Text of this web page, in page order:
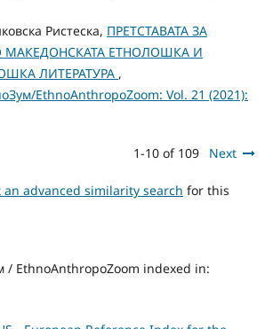
Ристеска, ПРЕТСТАВАТА ЗА
МАКЕДОНСКАТА ЕТНОЛОШКА И
ЛИТЕРАТУРА ,
EthnoAnthropoZoom: Vol. 21 (2021):
1-10 of 109 Next
an advanced similarity search for this
/ EthnoAnthropoZoom indexed in: